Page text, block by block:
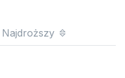
Najdroższy